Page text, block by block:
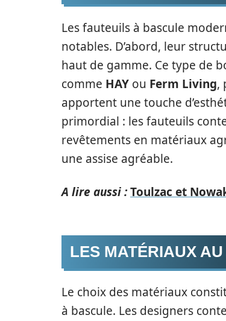
Les fauteuils à bascule
notables. D’abord, leur
haut de gamme. Ce type de
comme HAY ou Ferm Living,
apportent une touche
primordial : les fauteuils
revêtements en matériaux
une assise agréable.
A lire aussi :Toulzac et
LES MATÉRIAUX
Le choix des matériaux
à bascule. Les designers